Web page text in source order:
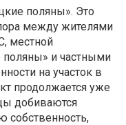
поляны». Это
между жителями
местной
и частными
на участок в
продолжается уже
добиваются
собственность,